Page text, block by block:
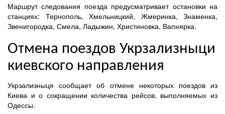
Маршрут следования поезда предусматривает остановки на
станциях: Тернополь, Хмельницкий, Жмеринка, Знаменка,
Звенигородка, Смела, Ладыжин, Христиновка, Вапнярка.
Отмена поездов Укрзализныци
киевского направления
Укрзализныця сообщает об отмене некоторых поездов из
Киева и о сокращении количества рейсов, выполняемых из
Одессы.